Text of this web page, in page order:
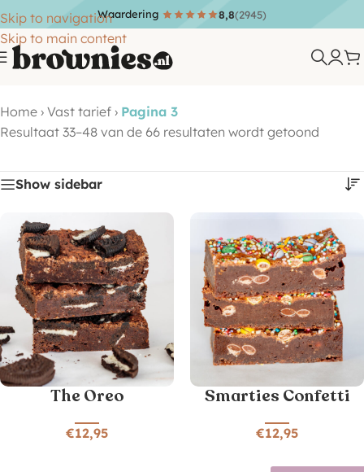
Skip to navigation
Skip to main content
Waardering 8,8(2945)
Home › Vast tarief › Pagina 3
Resultaat 33–48 van de 66 resultaten wordt getoond
Show sidebar
The Oreo
€12,95
Smarties Confetti
€12,95